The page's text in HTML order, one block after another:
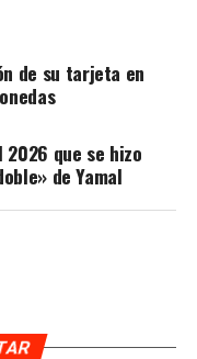
de su tarjeta en
que se hizo
de Yamal